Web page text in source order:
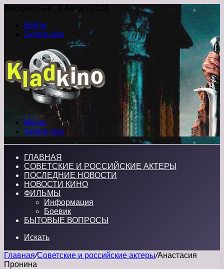
Воскресенье , 9 Август 2026
Войти
Switch skin
Меню
Switch skin
ГЛАВНАЯ
СОВЕТСКИЕ И РОССИЙСКИЕ АКТЕРЫ
ПОСЛЕДНИЕ НОВОСТИ
НОВОСТИ КИНО
ФИЛЬМЫ
Информация
Боевик
БЫТОВЫЕ ВОПРОСЫ
Искать
Главная/Советские и российские актеры/Анастасия
Пронина